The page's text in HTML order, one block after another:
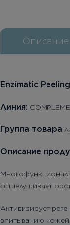
Описание
Enzimatic
Линия:
Группа товара
Описание
отшелушивает
Активизирует
впитыванию кожей